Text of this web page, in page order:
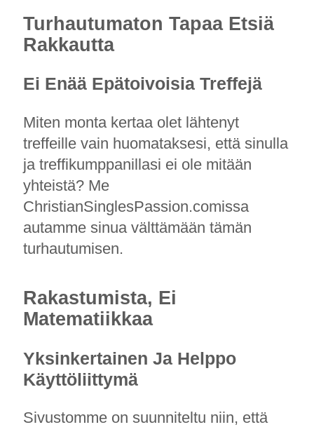
Turhautumaton Tapaa Etsiä
Rakkautta
Ei Enää Epätoivoisia Treffejä
Miten monta kertaa olet lähtenyt
treffeille vain huomataksesi, että sinulla
ja treffikumppanillasi ei ole mitään
yhteistä? Me
ChristianSinglesPassion.comissa
autamme sinua välttämään tämän
turhautumisen.
Rakastumista, Ei
Matematiikkaa
Yksinkertainen Ja Helppo
Käyttöliittymä
Sivustomme on suunniteltu niin, että